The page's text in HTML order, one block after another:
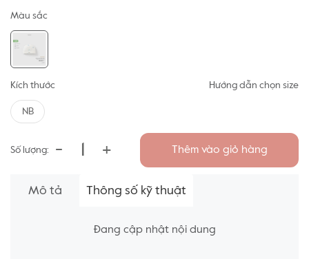
Màu sắc
Kích thước Hướng dẫn chọn size
NB
Số lượng: - + Thêm vào giỏ hàng
Mô tả Thông số kỹ thuật
Đang cập nhật nội dung